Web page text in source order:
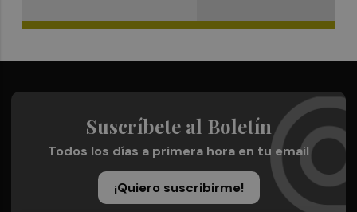
Suscríbete al Boletín
Todos los días a primera hora en tu email
¡Quiero suscribirme!